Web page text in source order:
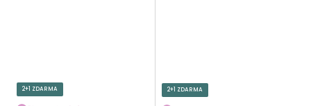
2+1 ZDARMA 2+1 ZDARMA